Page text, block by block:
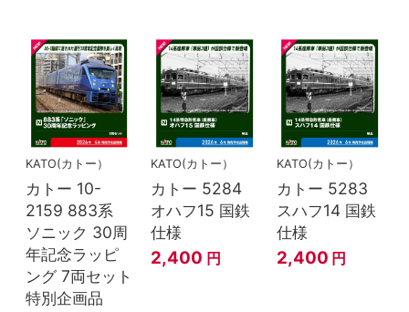
KATO(カトー）
カトー 10-
2159 883系
ソニック 30周
年記念ラッピ
ング 7両セット
特別企画品
KATO(カトー）
カトー 5284
オハフ15 国鉄
仕様
2,400 円
KATO(カトー）
カトー 5283
スハフ14 国鉄
仕様
2,400 円